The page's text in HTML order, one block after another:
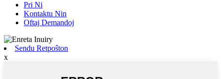
Pri Ni
Kontaktu Nin
Oftaj Demandoj
Sendu Retpoŝton
x